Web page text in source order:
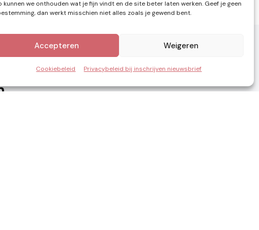
kunnen we onthouden wat je fijn vindt en de site beter laten werken. Geef je geen
dan werkt misschien niet alles zoals je gewend bent.
Accepteren Weigeren
Cookiebeleid Privacybeleid bij inschrijven nieuwsbrief